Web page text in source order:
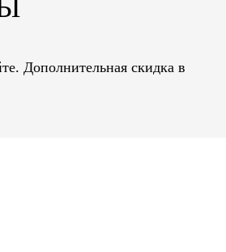
Дополнительная скидка в